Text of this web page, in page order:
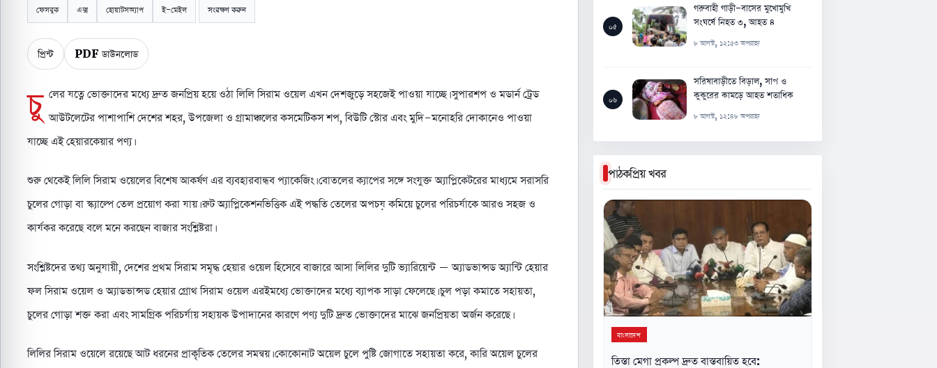
ফেসবুক এক্স হোয়াটসঅ্যাপ ই-মেইল সংরক্ষণ করুন
প্রিন্ট PDF ডাউনলোড
চু লের যত্নে ভোক্তাদের মধ্যে দ্রুত জনপ্রিয় হয়ে ওঠা লিলি সিরাম ওয়েল এখন দেশজুড়ে সহজেই পাওয়া যাচ্ছে। সুপারশপ ও মডার্ন ট্রেড
আউটলেটের পাশাপাশি দেশের শহর, উপজেলা ও গ্রামাঞ্চলের কসমেটিকস শপ, বিউটি স্টোর এবং মুদি-মনোহরি দোকানেও পাওয়া
যাচ্ছে এই হেয়ারকেয়ার পণ্য।
শুরু থেকেই লিলি সিরাম ওয়েলের বিশেষ আকর্ষণ এর ব্যবহারবান্ধব প্যাকেজিং। বোতলের ক্যাপের সঙ্গে সংযুক্ত অ্যাপ্লিকেটরের মাধ্যমে সরাসরি
চুলের গোড়া বা স্ক্যাল্পে তেল প্রয়োগ করা যায়। রুট অ্যাপ্লিকেশনভিত্তিক এই পদ্ধতি তেলের অপচয় কমিয়ে চুলের পরিচর্যাকে আরও সহজ ও
কার্যকর করেছে বলে মনে করছেন বাজার সংশ্লিষ্টরা।
সংশ্লিষ্টদের তথ্য অনুযায়ী, দেশের প্রথম সিরাম সমৃদ্ধ হেয়ার ওয়েল হিসেবে বাজারে আসা লিলির দুটি ভ্যারিয়েন্ট – অ্যাডভান্সড অ্যান্টি হেয়ার
ফল সিরাম ওয়েল ও অ্যাডভান্সড হেয়ার গ্রোথ সিরাম ওয়েল এরইমধ্যে ভোক্তাদের মধ্যে ব্যাপক সাড়া ফেলেছে। চুল পড়া কমাতে সহায়তা,
চুলের গোড়া শক্ত করা এবং সামগ্রিক পরিচর্যায় সহায়ক উপাদানের কারণে পণ্য দুটি দ্রুত ভোক্তাদের মাঝে জনপ্রিয়তা অর্জন করেছে।
লিলির সিরাম ওয়েলে রয়েছে আট ধরনের প্রাকৃতিক তেলের সমন্বয়। কোকোনাট অয়েল চুলে পুষ্টি জোগাতে সহায়তা করে, কারি অয়েল চুলের
০৫
গরুবাহী গাড়ী-বাসের মুখোমুখি
সংঘর্ষে নিহত ৩, আহত ৪
৮ আগস্ট, ১২:৫৩ অপরাহ্ন
০৬
সরিষাবাড়ীতে বিড়াল, সাপ ও
কুকুরের কামড়ে আহত শতাধিক
৮ আগস্ট, ১২:৪৮ অপরাহ্ন
পাঠকপ্রিয় খবর
বাংলাদেশ
তিস্তা মেগা প্রকল্প দ্রুত বাস্তবায়িত হবে: